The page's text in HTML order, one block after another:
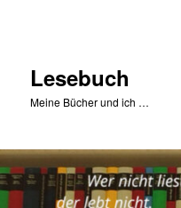
Lesebuch
Meine Bücher und ich …